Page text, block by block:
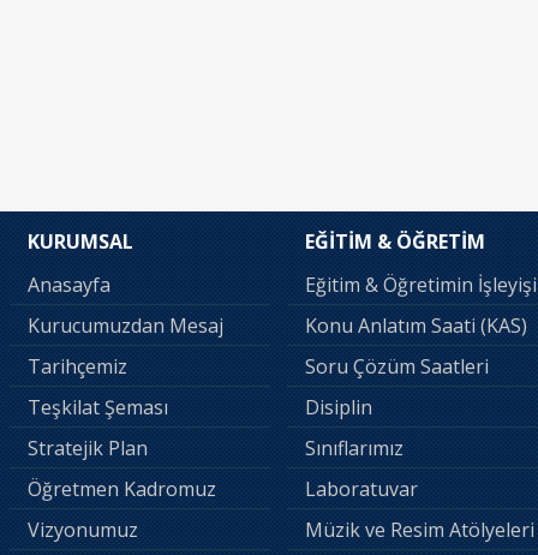
KURUMSAL
Anasayfa
Kurucumuzdan Mesaj
Tarihçemiz
Teşkilat Şeması
Stratejik Plan
Öğretmen Kadromuz
Vizyonumuz
EĞİTİM & ÖĞRETİM
Eğitim & Öğretimin İşleyişi
Konu Anlatım Saati (KAS)
Soru Çözüm Saatleri
Disiplin
Sınıflarımız
Laboratuvar
Müzik ve Resim Atölyeleri